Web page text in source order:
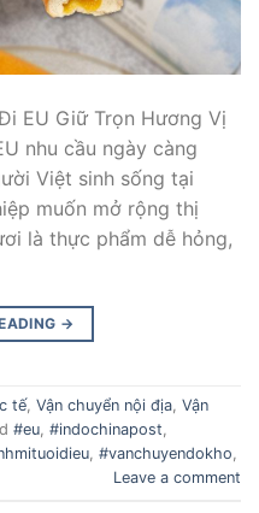
EU Giữ Trọn Hương Vị
nhu cầu ngày càng
Việt sinh sống tại
muốn mở rộng thị
là thực phẩm dễ hỏng,
→
tế Vận chuyển nội địa Vận
#eu #indochinapost
#vanchuyendokho
Leave a comment